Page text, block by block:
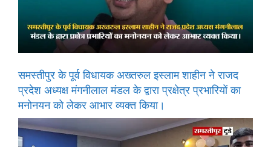
समस्तीपुर के पूर्व विधायक अख्तरुल इस्लाम शाहीन ने राजद
प्रदेश अध्यक्ष मंगनीलाल मंडल के द्वारा प्रक्षेत्र प्रभारियों का
मनोनयन को लेकर आभार व्यक्त किया।